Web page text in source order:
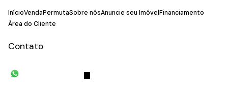
InícioVendaPermutaSobre nósAnuncie seu Imóvel Financiamento
Área do Cliente
Contato